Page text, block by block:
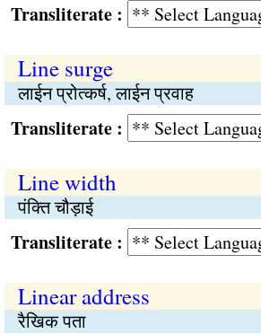
:
Line surge
लाईन प्रोत्कर्ष, लाईन प्रवाह
:
Line width
पंक्ति चौड़ाई
:
Linear address
रैखिक पता